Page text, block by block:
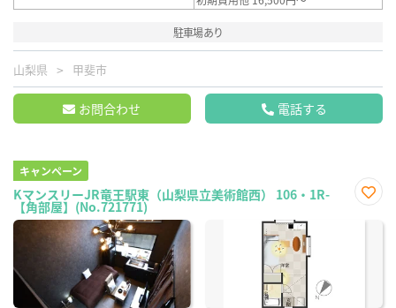
駐車場あり
山梨県 甲斐市
お問合わせ 電話する
キャンペーン
KマンスリーJR竜王駅東（山梨県立美術館西） 106・1R-
【角部屋】(No.721771)
に入